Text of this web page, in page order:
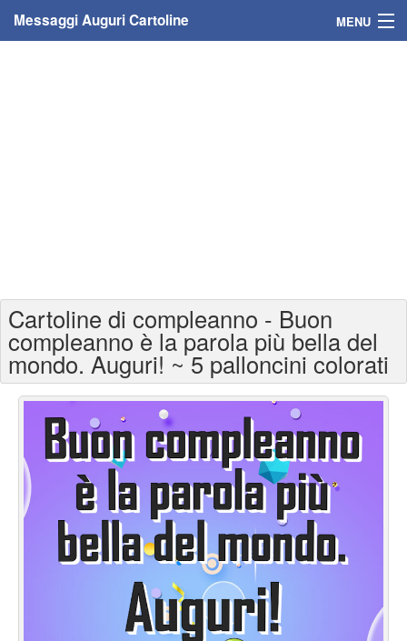
Messaggi Auguri Cartoline MENU
Cartoline auguri anni
Cartoline giorni anno
Cartoline giorni settimana
Cartoline musicali
Cartoline animate
Accedi
Cartoline di compleanno - Buon
compleanno è la parola più bella del
mondo. Auguri! ~ 5 palloncini colorati